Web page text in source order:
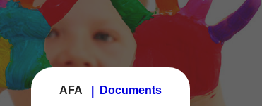
AFA Documents